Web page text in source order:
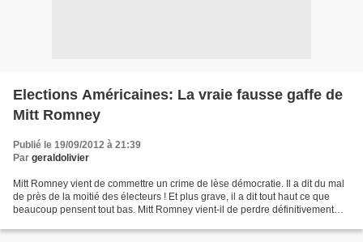
Elections Américaines: La vraie fausse gaffe de
Mitt Romney
Publié le 19/09/2012 à 21:39
Par geraldolivier
Mitt Romney vient de commettre un crime de lèse démocratie. Il a dit du mal
de près de la moitié des électeurs ! Et plus grave, il a dit tout haut ce que
beaucoup pensent tout bas. Mitt Romney vient-il de perdre définitivement